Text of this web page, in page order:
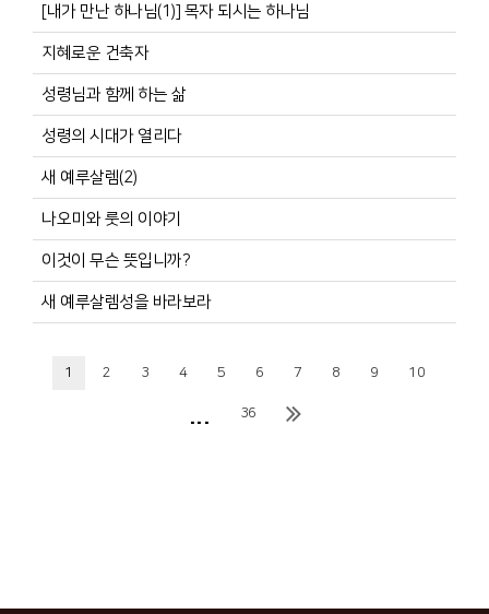
[내가 만난 하나님(1)] 목자 되시는 하나님
지혜로운 건축자
성령님과 함께 하는 삶
성령의 시대가 열리다
새 예루살렘(2)
나오미와 룻의 이야기
이것이 무슨 뜻입니까?
새 예루살렘성을 바라보라
1 2 3 4 5 6 7 8 9 10
... 36